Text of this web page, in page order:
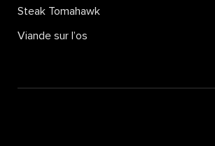
Steak Tomahawk
Viande sur l’os